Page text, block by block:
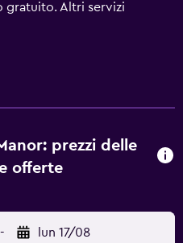
gratuito. Altri servizi
di escursioni e
di sicurezza presso la
totale, accappatoi,
Sono disponibili
prezzi delle
offerte
- lun 17/08